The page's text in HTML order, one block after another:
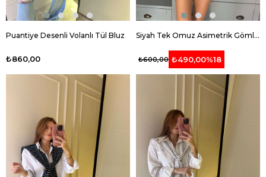
Puantiye Desenli Volanlı Tül Bluz
₺860,00
Siyah Tek Omuz Asimetrik Gömlek
₺490,00%18
₺600,00